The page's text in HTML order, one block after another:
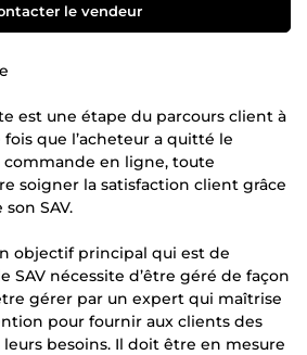
le vendeur
est une étape du parcours client à
que l’acheteur a quitté le
commande en ligne, toute
soigner la satisfaction client grâce
SAV.
objectif principal qui est de
SAV nécessite d’être géré de façon
gérer par un expert qui maîtrise
pour fournir aux clients des
besoins. Il doit être en mesure